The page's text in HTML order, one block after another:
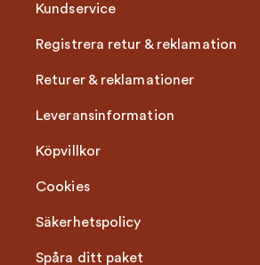
Kundservice
Registrera retur & reklamation
Returer & reklamationer
Leveransinformation
Köpvillkor
Cookies
Säkerhetspolicy
Spåra ditt paket